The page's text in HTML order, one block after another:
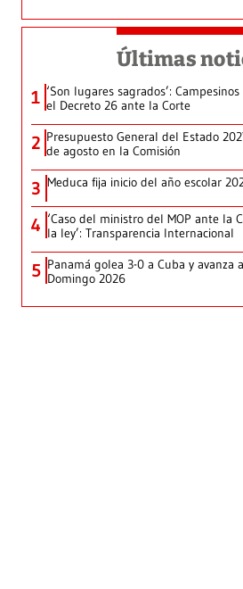
Últimas
1 ‘Son lugares sagrados’:
el Decreto 26 ante la Corte
2 Presupuesto General del Estado
de agosto en la Comisión
3 Meduca fija inicio del año escolar
4 ‘Caso del ministro del MOP ante la
la ley’: Transparencia Internacional
5 Panamá golea 3-0 a Cuba y avanza
Domingo 2026